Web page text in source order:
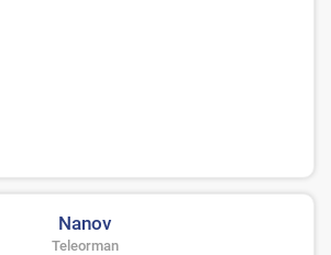
Nanov
Teleorman